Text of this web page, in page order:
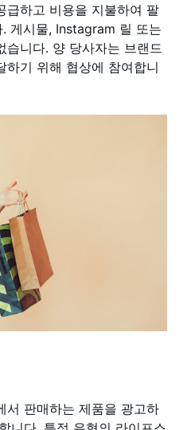
급하고 비용을 지불하여 팔
게시물, Instagram 릴 또는
습니다. 양 당사자는 브랜드
하기 위해 협상에 참여합니
서 판매하는 제품을 광고하